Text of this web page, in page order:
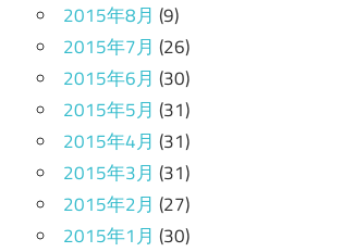
2015年8月 (9)
2015年7月 (26)
2015年6月 (30)
2015年5月 (31)
2015年4月 (31)
2015年3月 (31)
2015年2月 (27)
2015年1月 (30)